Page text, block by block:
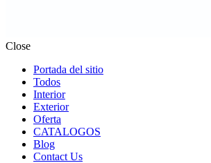
Close
Portada del sitio
Todos
Interior
Exterior
Oferta
CATALOGOS
Blog
Contact Us